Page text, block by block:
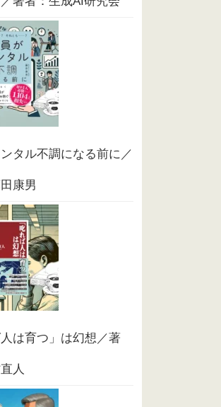
タル不調になる前に／
康男
人は育つ」は幻想／著
人